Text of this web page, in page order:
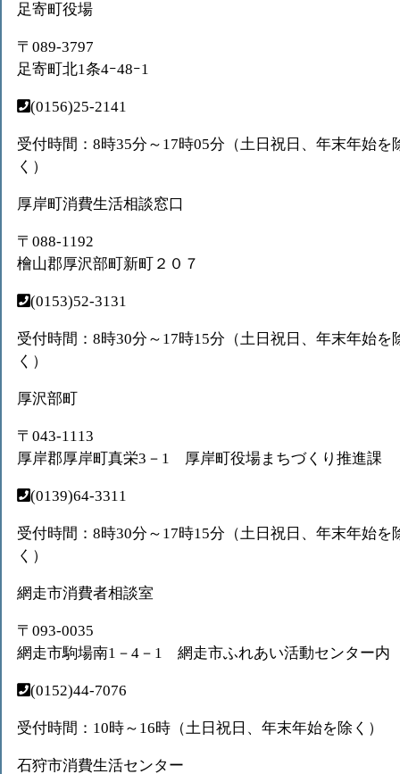
足寄町役場
〒089-3797
足寄町北1条4ｰ48ｰ1
(0156)25-2141
受付時間：8時35分～17時05分（土日祝日、年末年始を
く）
厚岸町消費生活相談窓口
〒088-1192
檜山郡厚沢部町新町２０７
(0153)52-3131
受付時間：8時30分～17時15分（土日祝日、年末年始を
く）
厚沢部町
〒043-1113
厚岸郡厚岸町真栄3－1 厚岸町役場まちづくり推進課
(0139)64-3311
受付時間：8時30分～17時15分（土日祝日、年末年始を
く）
網走市消費者相談室
〒093-0035
網走市駒場南1－4－1 網走市ふれあい活動センター内
(0152)44-7076
受付時間：10時～16時（土日祝日、年末年始を除く）
石狩市消費生活センター